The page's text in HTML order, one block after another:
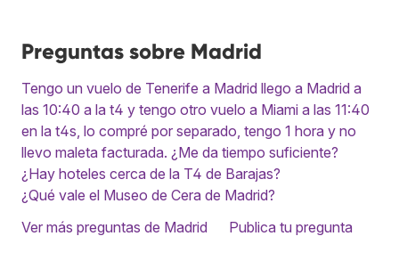
Preguntas sobre Madrid
Tengo un vuelo de Tenerife a Madrid llego a Madrid a
las 10:40 a la t4 y tengo otro vuelo a Miami a las 11:40
en la t4s, lo compré por separado, tengo 1 hora y no
llevo maleta facturada. ¿Me da tiempo suficiente?
¿Hay hoteles cerca de la T4 de Barajas?
¿Qué vale el Museo de Cera de Madrid?
Ver más preguntas de Madrid
Publica tu pregunta